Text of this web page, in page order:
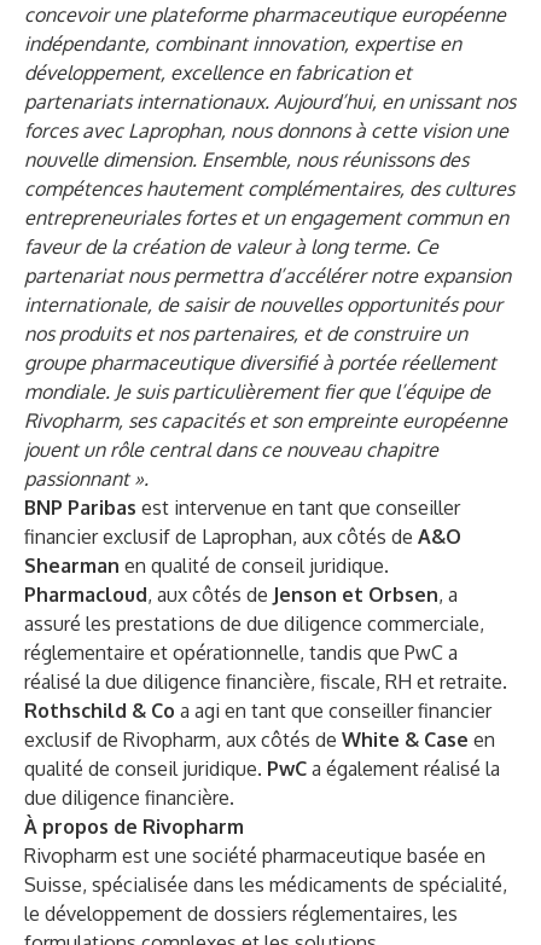
concevoir une plateforme pharmaceutique européenne
indépendante, combinant innovation, expertise en
développement, excellence en fabrication et
partenariats internationaux. Aujourd’hui, en unissant nos
forces avec Laprophan, nous donnons à cette vision une
nouvelle dimension. Ensemble, nous réunissons des
compétences hautement complémentaires, des cultures
entrepreneuriales fortes et un engagement commun en
faveur de la création de valeur à long terme. Ce
partenariat nous permettra d’accélérer notre expansion
internationale, de saisir de nouvelles opportunités pour
nos produits et nos partenaires, et de construire un
groupe pharmaceutique diversifié à portée réellement
mondiale. Je suis particulièrement fier que l’équipe de
Rivopharm, ses capacités et son empreinte européenne
jouent un rôle central dans ce nouveau chapitre
passionnant ».
BNP Paribas est intervenue en tant que conseiller
financier exclusif de Laprophan, aux côtés de A&O
Shearman en qualité de conseil juridique.
Pharmacloud, aux côtés de Jenson et Orbsen, a
assuré les prestations de due diligence commerciale,
réglementaire et opérationnelle, tandis que PwC a
réalisé la due diligence financière, fiscale, RH et retraite.
Rothschild & Co a agi en tant que conseiller financier
exclusif de Rivopharm, aux côtés de White & Case en
qualité de conseil juridique. PwC a également réalisé la
due diligence financière.
À propos de Rivopharm
Rivopharm est une société pharmaceutique basée en
Suisse, spécialisée dans les médicaments de spécialité,
le développement de dossiers réglementaires, les